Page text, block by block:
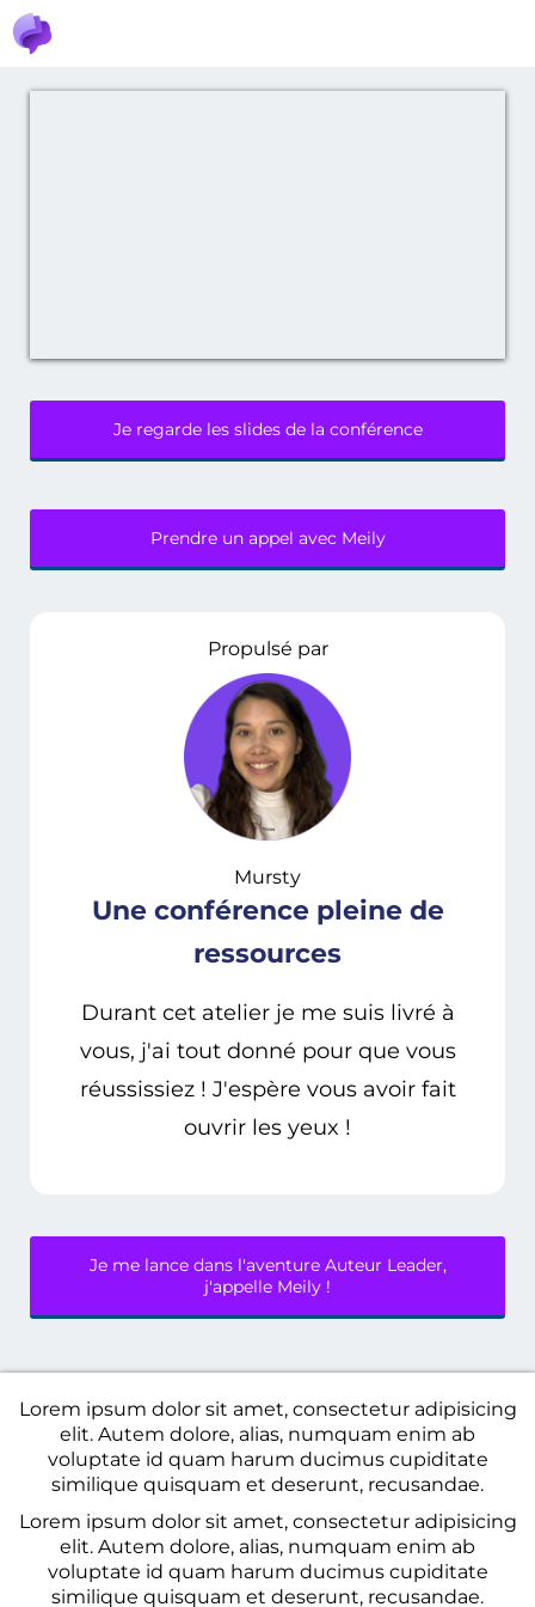
Je regarde les slides de la conférence
Prendre un appel avec Meily
Propulsé par
Mursty
Une conférence pleine de
ressources
Durant cet atelier je me suis livré à
vous, j'ai tout donné pour que vous
réussissiez ! J'espère vous avoir fait
ouvrir les yeux !
Je me lance dans l'aventure Auteur Leader,
j'appelle Meily !
Lorem ipsum dolor sit amet, consectetur adipisicing
elit. Autem dolore, alias, numquam enim ab
voluptate id quam harum ducimus cupiditate
similique quisquam et deserunt, recusandae.
Lorem ipsum dolor sit amet, consectetur adipisicing
elit. Autem dolore, alias, numquam enim ab
voluptate id quam harum ducimus cupiditate
similique quisquam et deserunt, recusandae.